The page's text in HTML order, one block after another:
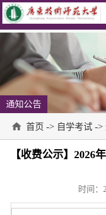
通知公告
首页 -> 自学考试 ->
【收费公示】2026
时间：